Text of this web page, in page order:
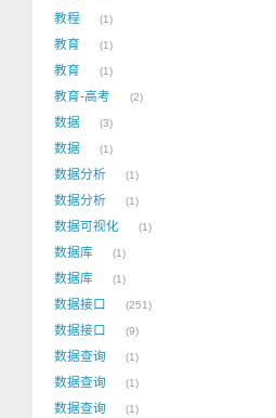
教程 1
教育 1
教育 1
教育-高考 2
数据 3
数据 1
数据分析 1
数据分析 1
数据可视化 1
数据库 1
数据库 1
数据接口 251
数据接口 9
数据查询 1
数据查询 1
数据查询 1